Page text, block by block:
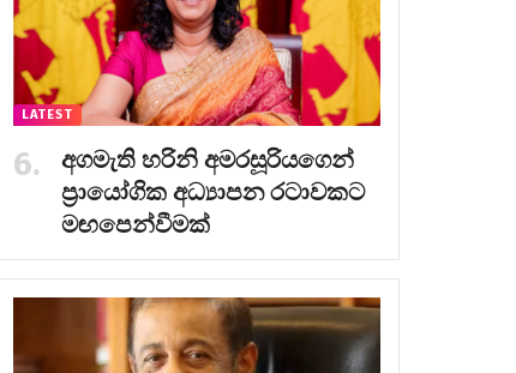
LATEST
අගමැති හරිනි අමරසූරියගෙන්
ප්‍රායෝගික අධ්‍යාපන රටාවකට
මඟපෙන්වීමක්